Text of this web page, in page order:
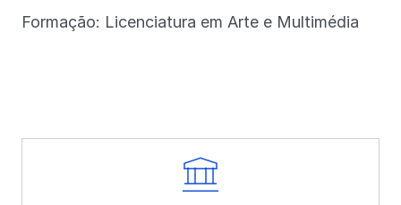
Formação: Licenciatura em Arte e Multimédia